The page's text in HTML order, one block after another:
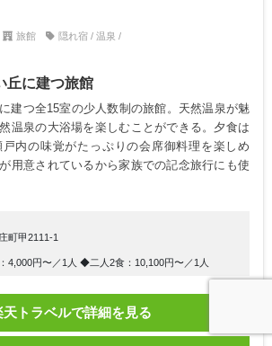
旅館 隠れ宿 / 温泉 /
丘に建つ旅館
建つ全15室の少人数制の旅館。天然温泉が魅
温泉の大浴場を楽しむことができる。夕食は
内の味覚がたっぷりの会席御料理を楽しめ
用意されているから家族での記念旅行にも使
町甲2111-1
4,000円〜／1人 ◆二人2食：10,100円〜／1人
天トラベルで詳細を見る